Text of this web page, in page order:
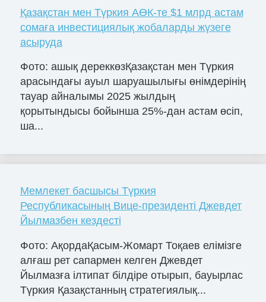
Қазақстан мен Түркия АӨК-те $1 млрд астам
сомаға инвестициялық жобаларды жүзеге
асыруда
Фото: ашық дереккөзҚазақстан мен Түркия
арасындағы ауыл шаруашылығы өнімдерінің
тауар айналымы 2025 жылдың
қорытындысы бойынша 25%-дан астам өсіп,
ша...
Мемлекет басшысы Түркия
Республикасының Вице-президенті Джевдет
Йылмазбен кездесті
Фото: АқордаҚасым-Жомарт Тоқаев елімізге
алғаш рет сапармен келген Джевдет
Йылмазға ілтипат білдіре отырып, бауырлас
Түркия Қазақстанның стратегиялық...